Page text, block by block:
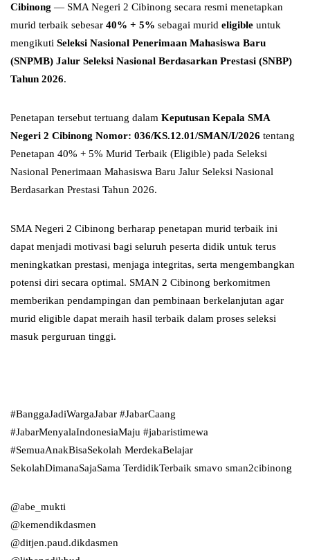
Cibinong — SMA Negeri 2 Cibinong secara resmi menetapkan
murid terbaik sebesar 40% + 5% sebagai murid eligible untuk
mengikuti Seleksi Nasional Penerimaan Mahasiswa Baru
(SNPMB) Jalur Seleksi Nasional Berdasarkan Prestasi (SNBP)
Tahun 2026.
Penetapan tersebut tertuang dalam Keputusan Kepala SMA
Negeri 2 Cibinong Nomor: 036/KS.12.01/SMAN/I/2026 tentang
Penetapan 40% + 5% Murid Terbaik (Eligible) pada Seleksi
Nasional Penerimaan Mahasiswa Baru Jalur Seleksi Nasional
Berdasarkan Prestasi Tahun 2026.
SMA Negeri 2 Cibinong berharap penetapan murid terbaik ini
dapat menjadi motivasi bagi seluruh peserta didik untuk terus
meningkatkan prestasi, menjaga integritas, serta mengembangkan
potensi diri secara optimal. SMAN 2 Cibinong berkomitmen
memberikan pendampingan dan pembinaan berkelanjutan agar
murid eligible dapat meraih hasil terbaik dalam proses seleksi
masuk perguruan tinggi.
#BanggaJadiWargaJabar #JabarCaang
#JabarMenyalaIndonesiaMaju #jabaristimewa
#SemuaAnakBisaSekolah MerdekaBelajar
SekolahDimanaSajaSama TerdidikTerbaik smavo sman2cibinong
@abe_mukti
@kemendikdasmen
@ditjen.paud.dikdasmen